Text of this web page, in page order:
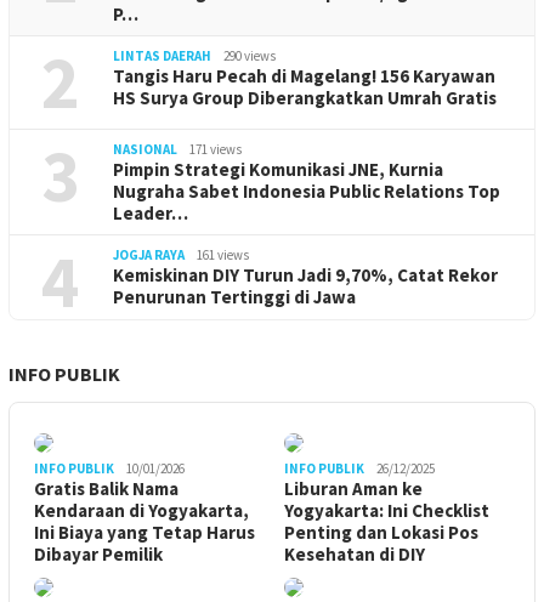
P…
2 LINTAS DAERAH 290 views
Tangis Haru Pecah di Magelang! 156 Karyawan
HS Surya Group Diberangkatkan Umrah Gratis
3 NASIONAL 171 views
Pimpin Strategi Komunikasi JNE, Kurnia
Nugraha Sabet Indonesia Public Relations Top
Leader…
4 JOGJA RAYA 161 views
Kemiskinan DIY Turun Jadi 9,70%, Catat Rekor
Penurunan Tertinggi di Jawa
INFO PUBLIK
INFO PUBLIK 10/01/2026
Gratis Balik Nama
Kendaraan di Yogyakarta,
Ini Biaya yang Tetap Harus
Dibayar Pemilik
INFO PUBLIK 26/12/2025
Liburan Aman ke
Yogyakarta: Ini Checklist
Penting dan Lokasi Pos
Kesehatan di DIY